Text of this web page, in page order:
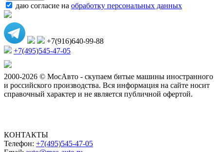
даю согласие на обработку персональных данных
+7(916)640-99-88
+7(495)545-47-05
2000-2026 © МосАвто - скупаем битые машины иностранного
и российского производства. Вся информация на сайте носит
справочный характер и не является публичной офертой.
КОНТАКТЫ
Телефон: +7(495)545-47-05